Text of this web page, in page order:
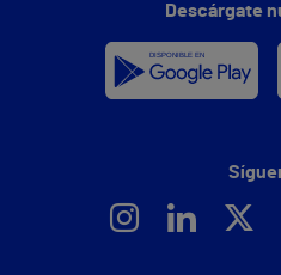
Descárgate